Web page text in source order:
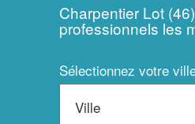
Charpentier Lot
professionnels les
Sélectionnez votre